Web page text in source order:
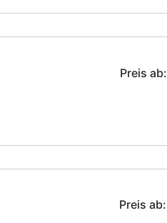
Preis ab:
Preis ab: